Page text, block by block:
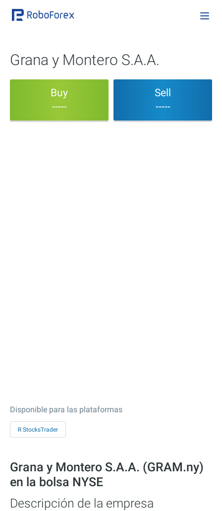
Grana y Montero S.A.A.
Buy
-----
Sell
-----
Disponible para las plataformas
R StocksTrader
Grana y Montero S.A.A. (GRAM.ny)
en la bolsa NYSE
Descripción de la empresa